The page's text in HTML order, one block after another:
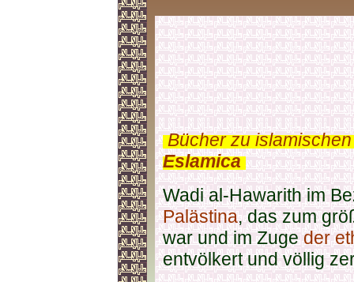
.Bücher zu
Eslamica.
Wadi al-Hawarith im
Palästina, das zum
war und im Zugeder
entvölkert und völlig